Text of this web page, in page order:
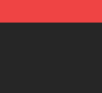
Ramones